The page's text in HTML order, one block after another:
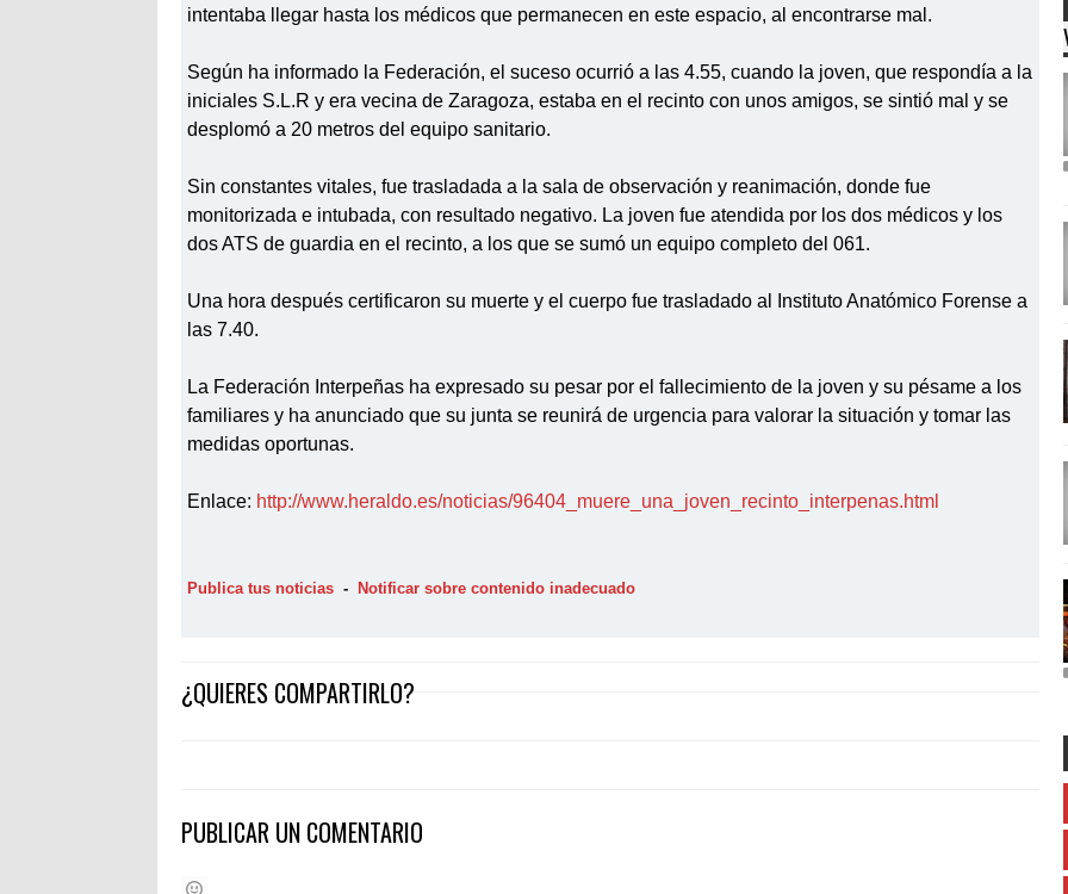
intentaba llegar hasta los médicos que permanecen en este espacio, al encontrarse mal.
Según ha informado la Federación, el suceso ocurrió a las 4.55, cuando la joven, que respondía a la
iniciales S.L.R y era vecina de Zaragoza, estaba en el recinto con unos amigos, se sintió mal y se
desplomó a 20 metros del equipo sanitario.
Sin constantes vitales, fue trasladada a la sala de observación y reanimación, donde fue
monitorizada e intubada, con resultado negativo. La joven fue atendida por los dos médicos y los
dos ATS de guardia en el recinto, a los que se sumó un equipo completo del 061.
Una hora después certificaron su muerte y el cuerpo fue trasladado al Instituto Anatómico Forense a
las 7.40.
La Federación Interpeñas ha expresado su pesar por el fallecimiento de la joven y su pésame a los
familiares y ha anunciado que su junta se reunirá de urgencia para valorar la situación y tomar las
medidas oportunas.
Enlace: http://www.heraldo.es/noticias/96404_muere_una_joven_recinto_interpenas.html
Publica tus noticias - Notificar sobre contenido inadecuado
¿QUIERES COMPARTIRLO?
PUBLICAR UN COMENTARIO